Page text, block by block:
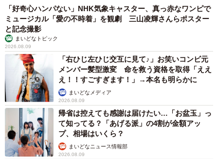
4/5
4人の子どもとともに世界一周旅行にチャレンジする木村剛士さん（本人
提供）
ー水回りは日本はかなり恵まれているようですね
水道水を口にできる国が少なかったので、宿泊施設を利用
する前には大量に水を購入しなければなりません。5人分必
要なので大変でした。タイ・カンボジア・バリ・インド・
ケニアでは、歯磨き程度でも水道水を使わない方がいいと
言われており、歯ブラシを洗うのにもペットボトルの水を
使っていました。
「好奇心ハンパない」NHK気象キャスター、真っ赤なワンピで
ミュージカル「愛の不時着」を観劇 三山凌輝さんらポスター
と記念撮影
まいどなトピック
2026.08.09
「右ひじ左ひじ交互に見て♪」お笑いコンビ元
メンバー髪型激変 命を救う資格を取得「ええ
え！！すごすぎます！」→本名も明らかに
まいどなメディア
2026.08.09
帰省は控えても感謝は届けたい…「お盆玉」っ
て知ってる？「あげる派」の4割が金額アッ
プ、相場はいくら？
まいどなニュース情報部
2026.08.09